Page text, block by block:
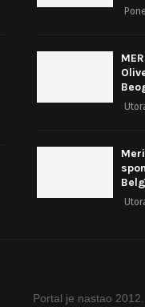
Portal je nastao